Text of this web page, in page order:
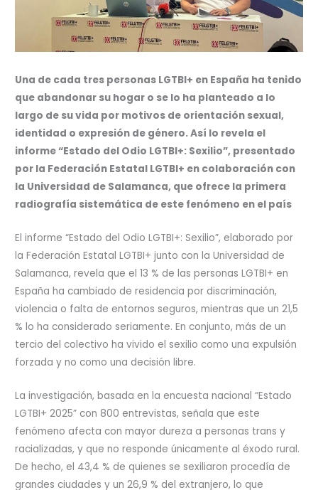
Una de cada tres personas LGTBI+ en España ha tenido
que abandonar su hogar o se lo ha planteado a lo
largo de su vida por motivos de orientación sexual,
identidad o expresión de género. Así lo revela el
informe “Estado del Odio LGTBI+: Sexilio”, presentado
por la Federación Estatal LGTBI+ en colaboración con
la Universidad de Salamanca, que ofrece la primera
radiografía sistemática de este fenómeno en el país
El informe “Estado del Odio LGTBI+: Sexilio”, elaborado por
la Federación Estatal LGTBI+ junto con la Universidad de
Salamanca, revela que el 13 % de las personas LGTBI+ en
España ha cambiado de residencia por discriminación,
violencia o falta de entornos seguros, mientras que un 21,5
% lo ha considerado seriamente. En conjunto, más de un
tercio del colectivo ha vivido el sexilio como una expulsión
forzada y no como una decisión libre.
La investigación, basada en la encuesta nacional “Estado
LGTBI+ 2025” con 800 entrevistas, señala que este
fenómeno afecta con mayor dureza a personas trans y
racializadas, y que no responde únicamente al éxodo rural.
De hecho, el 43,4 % de quienes se sexiliaron procedía de
grandes ciudades y un 26,9 % del extranjero, lo que